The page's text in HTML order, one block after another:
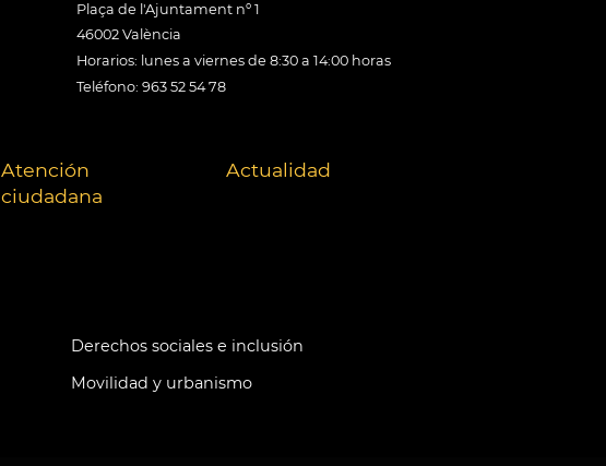
Plaça de l'Ajuntament nº 1
46002 València
Horarios: lunes a viernes de 8:30 a 14:00 horas
Teléfono: 963 52 54 78
Atención
ciudadana
Actualidad
Derechos sociales e inclusión
Movilidad y urbanismo